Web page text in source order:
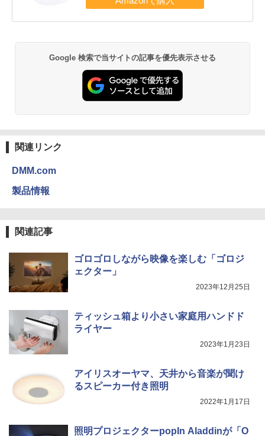
Google 検索で当サイトの記事を優先表示させる
関連リンク
DMM.com
製品情報
関連記事
ゴロゴロしながら映像を楽しむ「ゴロジ
ェクター」
2023年12月25日
ティッシュ箱より小さい家庭用ハンドド
ライヤー
2023年1月23日
アイリスオーヤマ、天井から音楽が聞け
るスピーカー付き照明
2022年1月17日
照明プロジェクターpopIn Aladdinが「O